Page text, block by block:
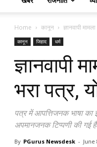
Home कानून ज्ञानवापी
कानून जिहाद धर्म
ज्ञानवापी
भरा पत्र,
पत्र में आपत्तिजनक भाषा का
अपमानजनक टिप्पणी की गई
By PGurus Newsdesk - June